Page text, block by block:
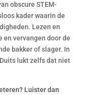
obscure STEM-
kader waarin de
Lezen en
en vervangen door de
bakker of slager. In
lukt zelfs dat niet
Luister dan